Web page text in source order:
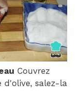
Couvrez
d'olive, salez-la